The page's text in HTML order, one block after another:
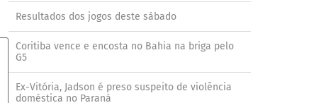
Resultados dos jogos deste sábado
Coritiba vence e encosta no Bahia na briga pelo
G5
Ex-Vitória, Jadson é preso suspeito de violência
doméstica no Paraná